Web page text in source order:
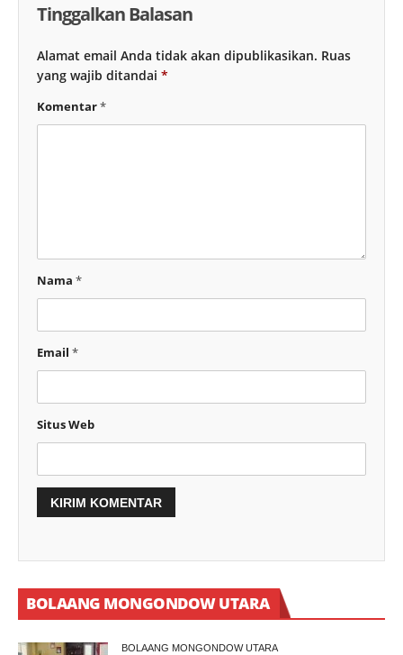
Tinggalkan Balasan
Alamat email Anda tidak akan dipublikasikan. Ruas
yang wajib ditandai *
Komentar*
Nama *
Email *
Situs Web
BOLAANG MONGONDOW UTARA
BOLAANG MONGONDOW UTARA